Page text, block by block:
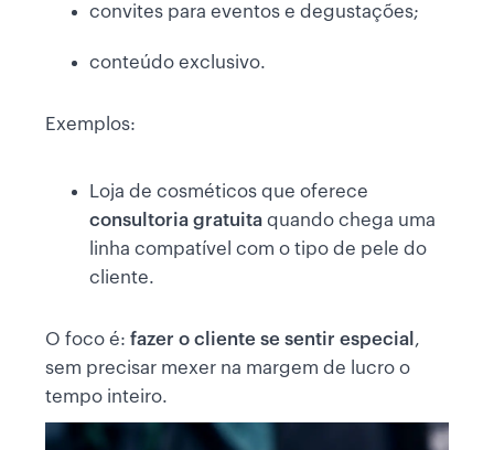
convites para eventos e degustações;
conteúdo exclusivo.
Exemplos:
Loja de cosméticos que oferece
consultoria gratuita quando chega uma
linha compatível com o tipo de pele do
cliente.
O foco é: fazer o cliente se sentir especial ,
sem precisar mexer na margem de lucro o
tempo inteiro.